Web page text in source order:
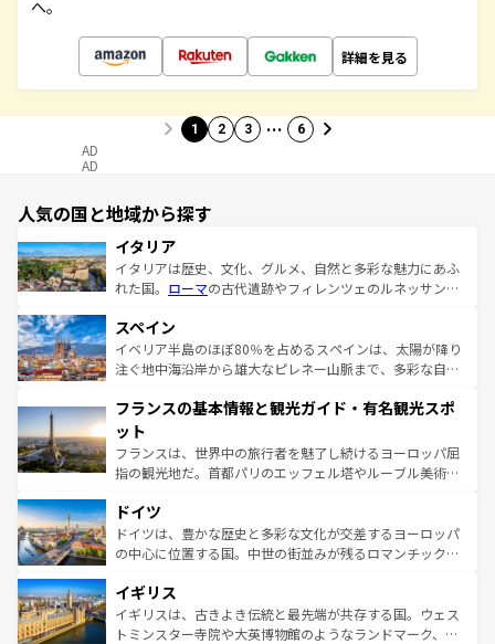
へ。
詳細を見る
1 2 3 … 6
AD
AD
人気の国と地域から探す
イタリア
イタリアは歴史、文化、グルメ、自然と多彩な魅力にあふ
れた国。 ローマの古代遺跡やフィレンツェのルネッサンス
ろん、トスカーナの美しい田園風景やアマルフィ海岸の絶
景など、自然景観も見逃せない。観光の合間には、本場の
ピザやパスタなど、絶品のイタリア料理を堪能することも
ませてくれるイタリアで、忘れられない旅をしてみよう！
なお、新着のイタリア情報は
しい。
スペイン
イベリア半島のほぼ80％を占めるスペインは、太陽が降り
注ぐ地中海沿岸から雄大なピレネー山脈まで、多彩な自然
文化が根付くこの国では、情熱的なフラメンコ、熱気あふ
れる闘牛、そして美味しいタパスが生活の一部となってい
る。首都マドリードの洗練された雰囲気や、バルセロナの
アートに溢れた街角から、地方では古代ローマ遺跡や中世
せる。地方によって風土や気候が異なるスペインはその個
性で訪れる人を魅了する。 なお、新着のスペイン情報は コ
ンテンツ一覧を参照してほしい。
フランスの基本情報と観光ガイド・有名観光スポ
ット
フランスは、世界中の旅行者を魅了し続けるヨーロッパ屈
指の観光地だ。首都パリのエッフェル塔やルーブル美術館
で、幅広い魅力が詰まっている。華麗な宮殿、歴史的な大
聖堂、美しいビーチ、そして豊かな自然が、訪れる者を心
から魅了する。また、フランスは美食の国としても知ら
いる。シャンパンの発祥地であるランス、プロヴァンスの
香り高いラベンダー畑など、多彩な楽しみ方が可能だ。さ
らに、パリ以外の地域にも魅力が溢れており、どの街角に
ドイツ
ドイツは、豊かな歴史と多彩な文化が交差するヨーロッパ
の中心に位置する国。中世の街並みが残るロマンチック街
顔を持つこの国は、どこを歩いても飽きることがない。ベ
ルリンの文化的活気、バイエルン州のアルプスの絶景、そ
してライン川沿いのワイン畑といった風景は必見。ビール
イギリス
イギリスは、古きよき伝統と最先端が共存する国。ウェス
トミンスター寺院や大英博物館のようなランドマーク、歴